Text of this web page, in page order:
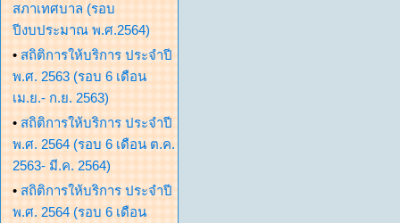
สภาเทศบาล (รอบ
ปีงบประมาณ พ.ศ.2564)
• สถิติการให้บริการ ประจำปี
พ.ศ. 2563 (รอบ 6 เดือน
เม.ย.- ก.ย. 2563)
• สถิติการให้บริการ ประจำปี
พ.ศ. 2564 (รอบ 6 เดือน ต.ค.
2563- มี.ค. 2564)
• สถิติการให้บริการ ประจำปี
พ.ศ. 2564 (รอบ 6 เดือน